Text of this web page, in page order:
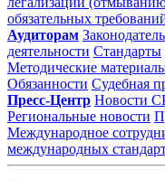
обязательных
Аудиторам
деятельности Стандарты
Методические
Обязанности Судебная
Пресс-Центр Новости
Региональные новости
Международное
международных